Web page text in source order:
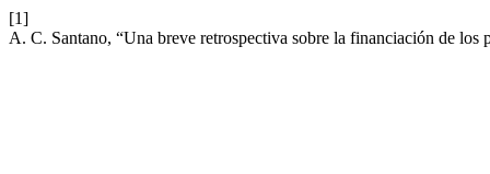
[1]
A. C. Santano, “Una breve retrospectiva sobre la financiación de